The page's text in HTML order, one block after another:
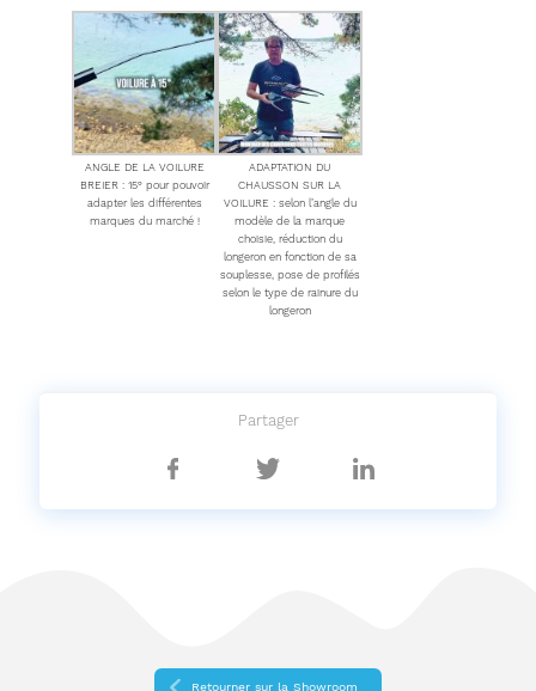
ANGLE DE LA VOILURE
BREIER : 15° pour pouvoir
adapter les différentes
marques du marché !
ADAPTATION DU
CHAUSSON SUR LA
VOILURE : selon l’angle du
modèle de la marque
choisie, réduction du
longeron en fonction de sa
souplesse, pose de profilés
selon le type de rainure du
longeron
Partager
Partager
Partager
Partager
sur
Retourner sur la Showroom